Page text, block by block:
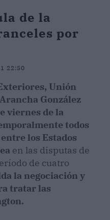
de la
por
22:50
Unión
González
viernes de la
todos
los Estados
en las disputas de
de cuatro
la negociación y
tratar las